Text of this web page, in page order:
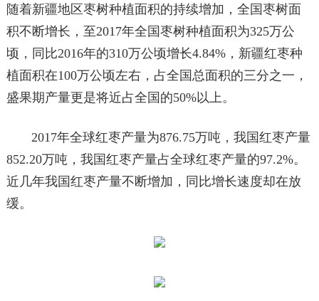
随着新疆地区枣树种植面积的持续增加，全国枣树面
积不断增长，至2017年全国枣树种植面积为325万公
顷，同比2016年的310万公顷增长4.84%，新疆红枣种
植面积在100万公顷左右，占全国总面积的三分之一，
盛果期产量更是将近占全国的50%以上。
2017年全球红枣产量为876.75万吨，我国红枣产量
852.20万吨，我国红枣产量占全球红枣产量的97.2%。
近几年我国红枣产量不断增加，同比增长速度却在放
缓。